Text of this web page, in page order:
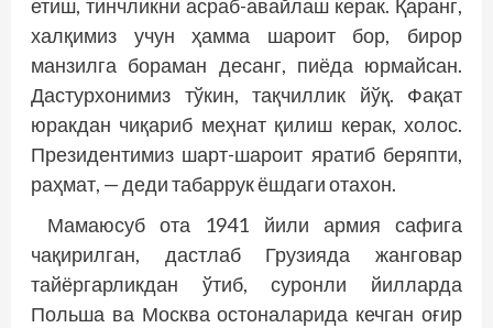
етиш, тинчликни асраб-авайлаш керак. Қаранг,
халқимиз учун ҳамма шароит бор, бирор
манзилга бораман десанг, пиёда юрмайсан.
Дастурхонимиз тўкин, тақчиллик йўқ. Фақат
юракдан чиқариб меҳнат қилиш керак, холос.
Президентимиз шарт-шароит яратиб беряпти,
раҳмат, — деди табаррук ёшдаги отахон.
Мамаюсуб ота 1941 йили армия сафига
чақирилган, дастлаб Грузияда жанговар
тайёргарликдан ўтиб, суронли йилларда
Польша ва Москва остоналарида кечган оғир